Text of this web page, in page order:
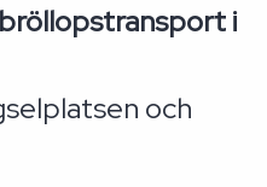
i
och